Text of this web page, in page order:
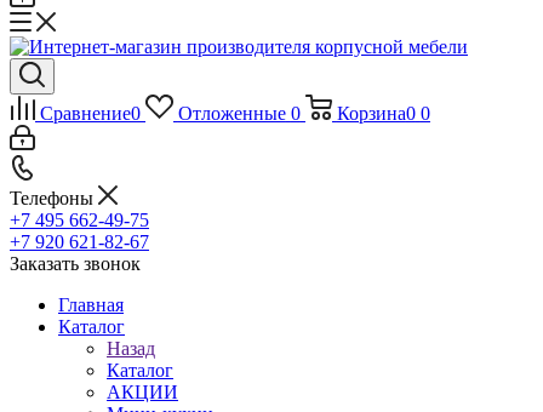
Сравнение0 Отложенные 0 Корзина0 0
Телефоны
+7 495 662-49-75
+7 920 621-82-67
Заказать звонок
Главная
Каталог
Назад
Каталог
АКЦИИ